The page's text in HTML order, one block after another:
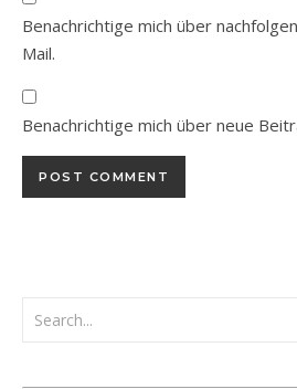
Benachrichtige mich über
Mail.
Benachrichtige mich über neue